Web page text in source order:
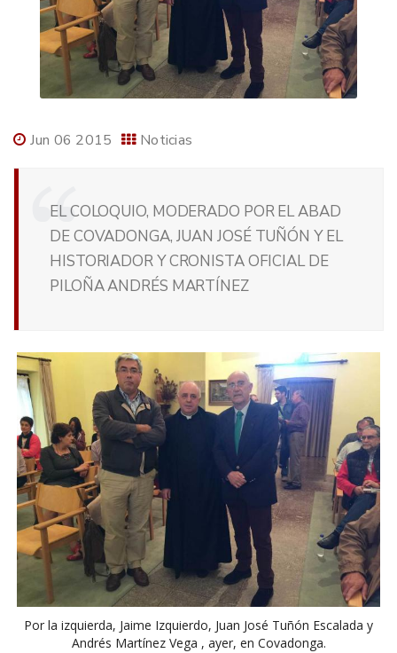
Jun 06 2015 Noticias
EL COLOQUIO, MODERADO POR EL ABAD
DE COVADONGA, JUAN JOSÉ TUÑÓN Y EL
HISTORIADOR Y CRONISTA OFICIAL DE
PILOÑA ANDRÉS MARTÍNEZ
Por la izquierda, Jaime Izquierdo, Juan José Tuñón Escalada y
Andrés Martínez Vega , ayer, en Covadonga.